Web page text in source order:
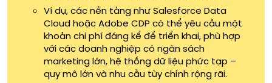
Ví dụ, các nền tảng như Salesforce Data
Cloud hoặc Adobe CDP có thể yêu cầu một
khoản chi phí đáng kể để triển khai, phù hợp
với các doanh nghiệp có ngân sách
marketing lớn, hệ thống dữ liệu phức tạp –
quy mô lớn và nhu cầu tùy chỉnh rộng rãi.